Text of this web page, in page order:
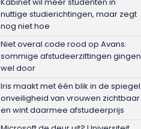
nuttige studierichtingen, maar zegt
nog niet hoe
Niet overal code rood op Avans:
sommige afstudeerzittingen gingen
wel door
Iris maakt met één blik in de spiegel
onveiligheid van vrouwen zichtbaar
en wint daarmee afstudeerprijs